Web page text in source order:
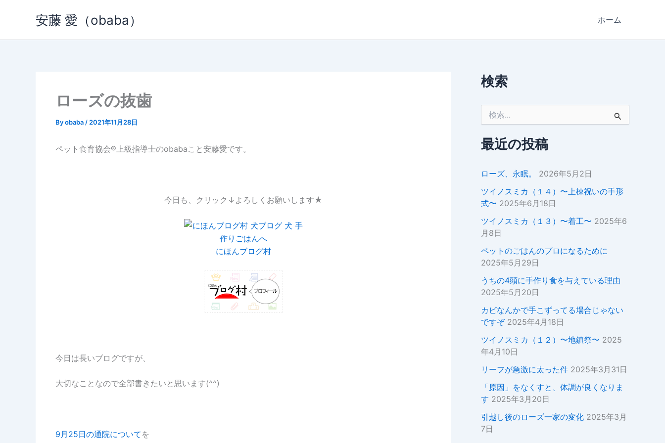
安藤 愛（obaba） ホーム
ローズの抜歯
Byobaba / 2021年11月28日
ペット食育協会®︎上級指導士のobabaこと安藤愛です。
今日も、クリック↓よろしくお願いします★
にほんブログ村
今日は長いブログですが、
大切なことなので全部書きたいと思います(^^)
9月25日の通院について を
検索
象
:最近の投稿
ローズ、永眠。
2026年5月2日
ツイノスミカ（１４）〜上棟祝いの手形
式〜 2025年6月18日
ツイノスミカ（１３）〜着工〜 2025年6
月8日
ペットのごはんのプロになるために
2025年5月29日
うちの4頭に手作り食を与えている理由
2025年5月20日
カビなんかで手こずってる場合じゃない
ですぞ 2025年4月18日
ツイノスミカ（１２）〜地鎮祭〜 2025
年4月10日
リーフが急激に太った件 2025年3月31日
「原因」をなくすと、体調が良くなりま
す 2025年3月20日
引越し後のローズ一家の変化 2025年3月
7日